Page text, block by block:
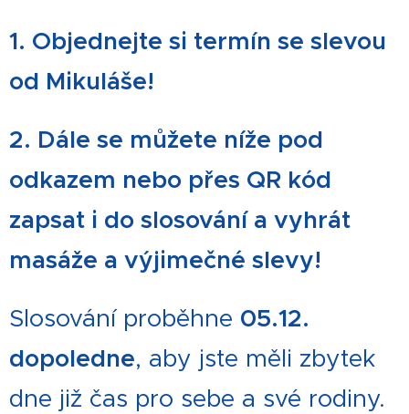
1. Objednejte si termín se slevou
od Mikuláše!
2. Dále se můžete níže pod
odkazem nebo přes QR kód
zapsat i do slosování a vyhrát
masáže a výjimečné slevy!
Slosování proběhne 05.12.
dopoledne, aby jste měli zbytek
dne již čas pro sebe a své rodiny.